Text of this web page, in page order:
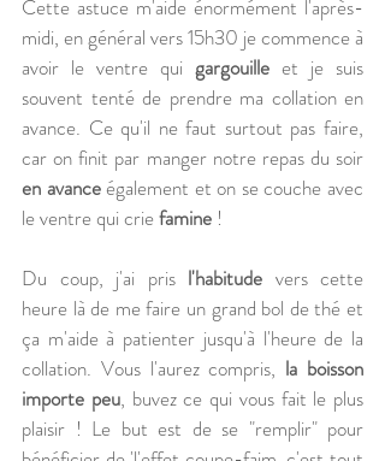
Cette astuce m'aide énormément l'après-
midi, en général vers 15h30 je commence à
avoir le ventre qui gargouille et je suis
souvent tenté de prendre ma collation en
avance. Ce qu'il ne faut surtout pas faire,
en avance également et on se couche avec
le ventre qui crie famine !
Du coup, j'ai pris l'habitude vers cette
heure là de me faire un grand bol de thé et
ça m'aide à patienter jusqu'à l'heure de la
collation. Vous l'aurez compris, la boisson
importe peu, buvez ce qui vous fait le plus
plaisir ! Le but est de se "remplir" pour